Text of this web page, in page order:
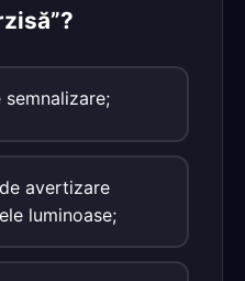
avertizare
luminoase;